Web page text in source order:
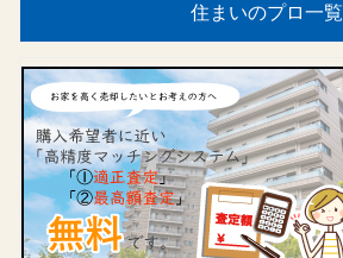
住まいのプロ一覧